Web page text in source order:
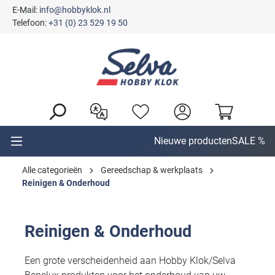
E-Mail: info@hobbyklok.nl
Telefoon:+31 (0) 23 529 19 50
Nieuwe productenSALE %
Alle categorieën
Gereedschap & werkplaats
Reinigen & Onderhoud
Reinigen & Onderhoud
Een grote verscheidenheid aan Hobby Klok/Selva